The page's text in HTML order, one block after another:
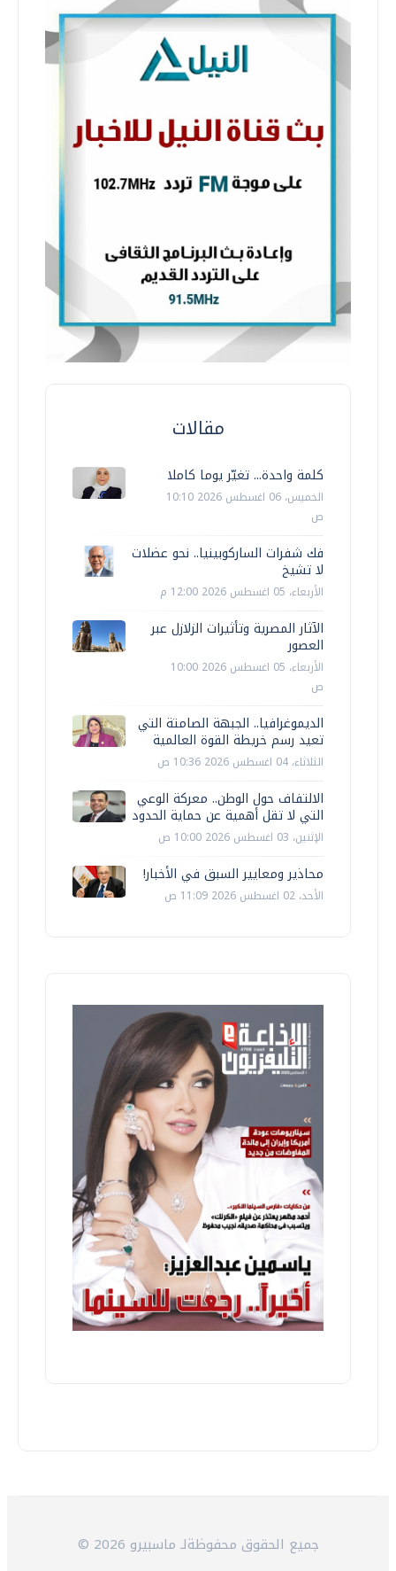
مقالات
كلمة واحدة... تغيّر يوما كاملا
الخميس، 06 اغسطس 2026 10:10
ص
فك شفرات الساركوبينيا.. نحو عضلات
لا تشيخ
الأربعاء، 05 اغسطس 2026 12:00 م
الآثار المصرية وتأثيرات الزلازل عبر
العصور
الأربعاء، 05 اغسطس 2026 10:00
ص
الديموغرافيا.. الجبهة الصامتة التي
تعيد رسم خريطة القوة العالمية
الثلاثاء، 04 اغسطس 2026 10:36 ص
الالتفاف حول الوطن.. معركة الوعي
التي لا تقل أهمية عن حماية الحدود
الإثنين، 03 اغسطس 2026 10:00 ص
محاذير ومعايير السبق في الأخبار!
الأحد، 02 اغسطس 2026 11:09 ص
© 2026 جميع الحقوق محفوظةلـ ماسبيرو